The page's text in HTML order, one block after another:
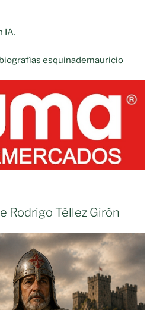
IA.
esquinademauricio
Rodrigo Téllez Girón